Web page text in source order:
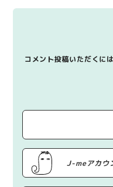
コメント投稿いただくに
J-meアカウ